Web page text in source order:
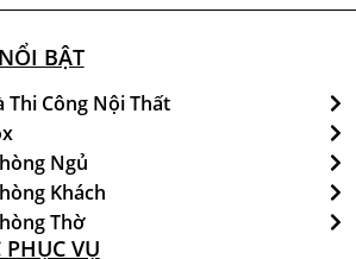
BẬT
Thi Công Nội Thất
Ngủ
Khách
Thờ
VỤ